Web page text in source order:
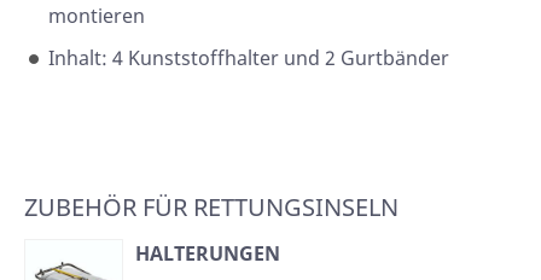
montieren
Inhalt: 4 Kunststoffhalter und 2 Gurtbänder
ZUBEHÖR FÜR RETTUNGSINSELN
HALTERUNGEN